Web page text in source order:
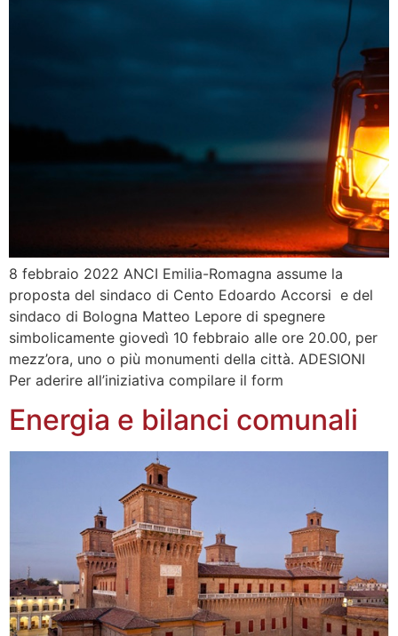
8 febbraio 2022 ANCI Emilia-Romagna assume la
proposta del sindaco di Cento Edoardo Accorsi e del
sindaco di Bologna Matteo Lepore di spegnere
simbolicamente giovedì 10 febbraio alle ore 20.00, per
mezz’ora, uno o più monumenti della città. ADESIONI
Per aderire all’iniziativa compilare il form
Energia e bilanci comunali